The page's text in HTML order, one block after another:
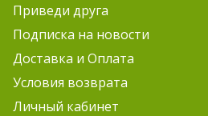
Приведи друга
Подписка на новости
Доставка и Оплата
Условия возврата
Личный кабинет